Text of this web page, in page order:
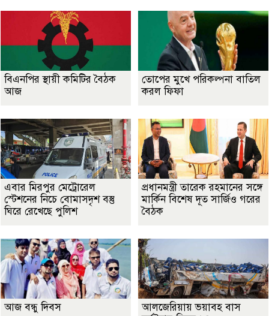
বিএনপির স্থায়ী কমিটির বৈঠক
আজ
তোপের মুখে পরিকল্পনা বাতিল
করল ফিফা
এবার মিরপুর মেট্রোরেল
স্টেশনের নিচে বোমাসদৃশ বস্তু
ঘিরে রেখেছে পুলিশ
প্রধানমন্ত্রী তারেক রহমানের সঙ্গে
মার্কিন বিশেষ দূত সার্জিও গরের
বৈঠক
আজ বন্ধু দিবস
আলজেরিয়ায় ভয়াবহ বাস